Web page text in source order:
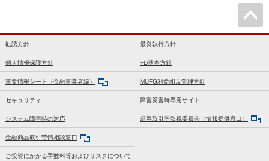
勧誘方針 最良執行方針
個人情報保護方針 FD基本方針
重要情報シート（金融事業者編） MUFG利益相反管理方針
セキュリティ 障害災害時専用サイト
システム障害時の対応 証券取引等監視委員会〈情報提供窓口〉
金融商品取引苦情相談窓口
ご投資にかかる手数料等およびリスクについて